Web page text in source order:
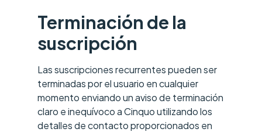
Terminación de la
suscripción
Las suscripciones recurrentes pueden ser
terminadas por el usuario en cualquier
momento enviando un aviso de terminación
claro e inequívoco a Cinquo utilizando los
detalles de contacto proporcionados en